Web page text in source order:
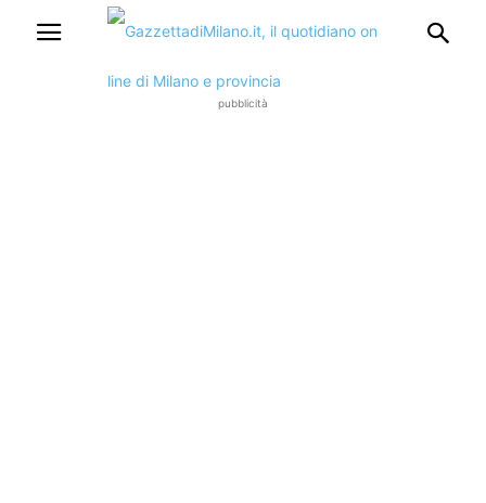
pubblicità